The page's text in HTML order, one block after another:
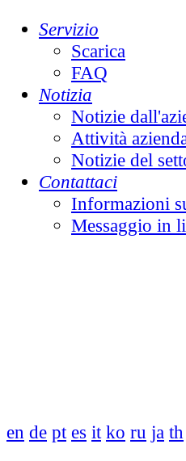
Servizio
Scarica
FAQ
Notizia
Notizie
Attività
Notizie del
Contattaci
Informazioni
Messaggio in
en de pt es it ko ru ja th